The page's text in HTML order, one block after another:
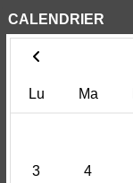
CALENDRIER
Lu Ma
3 4